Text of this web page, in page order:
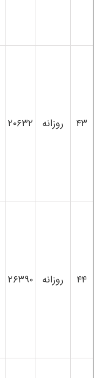
۴۳ روزانه ۲۰۶۳۲
۴۴ روزانه ۲۶۳۹۰